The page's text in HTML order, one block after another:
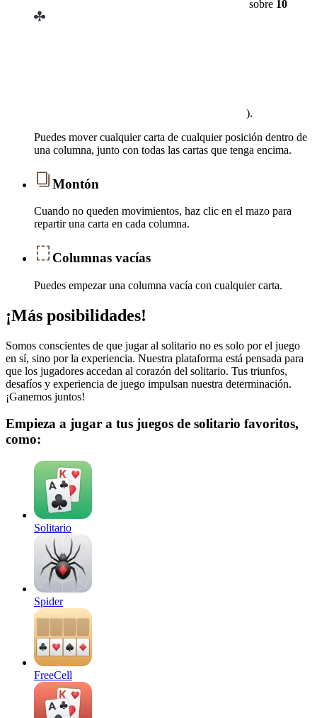
sobre 10
).
Puedes mover cualquier carta de cualquier posición dentro de
una columna, junto con todas las cartas que tenga encima.
Montón
Cuando no queden movimientos, haz clic en el mazo para
repartir una carta en cada columna.
Columnas vacías
Puedes empezar una columna vacía con cualquier carta.
¡Más posibilidades!
Somos conscientes de que jugar al solitario no es solo por el juego
en sí, sino por la experiencia. Nuestra plataforma está pensada para
que los jugadores accedan al corazón del solitario. Tus triunfos,
desafíos y experiencia de juego impulsan nuestra determinación.
¡Ganemos juntos!
Empieza a jugar a tus juegos de solitario favoritos,
como:
Solitario
Spider
FreeCell